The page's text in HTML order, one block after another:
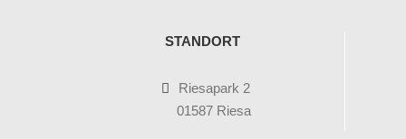
STANDORT
Riesapark 2
01587 Riesa